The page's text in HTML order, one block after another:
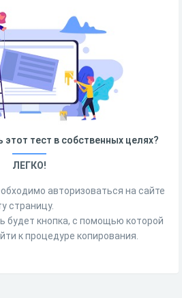
этот тест в собственных целях?
ЛЕГКО!
авторизоваться на сайте
страницу.
будет кнопка, с помощью которой
к процедуре копирования.